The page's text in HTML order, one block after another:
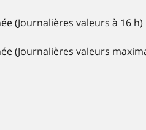
(Journalières valeurs à 16 h)
(Journalières valeurs